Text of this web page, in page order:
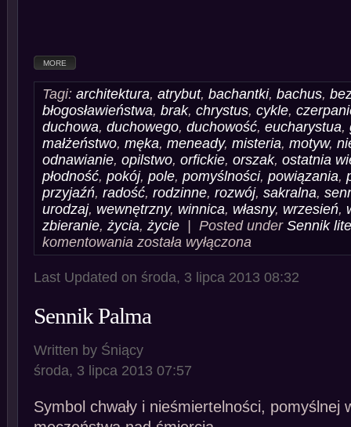
MORE
Tagi: architektura, atrybut, bachantki, bachus,
błogosławieństwa, brak, chrystus, cykle,
duchowa, duchowego, duchowość, eucharystua,
małżeństwo, męka, meneady, misteria, motyw,
odnawianie, opilstwo, orfickie, orszak, ostatnia
płodność, pokój, pole, pomyślności, powiązania,
przyjaźń, radość, rodzinne, rozwój, sakralna,
urodzaj, wewnętrzny, winnica, własny, wrzesień,
zbieranie, życia, życie | Posted under Sennik
komentowania Sennik
Winorośl
Winogrona
została wyłączona
Last Updated on środa, 3 lipca 2013 08:32
Sennik Palma
Written by Śniący
środa, 3 lipca 2013 07:57
Symbol chwały i nieśmiertelności,